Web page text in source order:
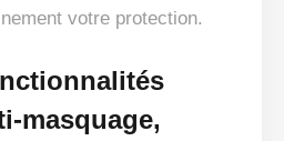
votre protection.
masquage,